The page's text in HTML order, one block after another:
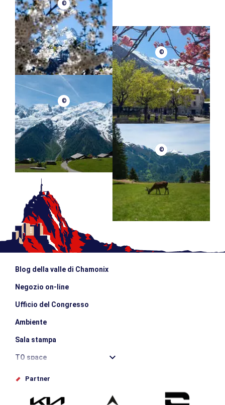
Le tariffe vantaggiose consentono di viaggiare liberamente
su tutti i percorsi.
Per sfruttare al meglio la rete e acquistare facilmente i
biglietti, scaricate l'applicazione Chamonix Mobilité.
www.chamonix-mobilite.com
©
©
©
©
Blog della valle di Chamonix
Negozio on-line
Ufficio del Congresso
Ambiente
Sala stampa
TO space
Offices de tourisme
Partner